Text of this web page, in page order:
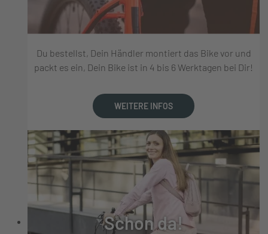
Du bestellst, Dein Händler montiert das Bike vor und
packt es ein, Dein Bike ist in 4 bis 6 Werktagen bei Dir!
WEITERE INFOS
Schon da!